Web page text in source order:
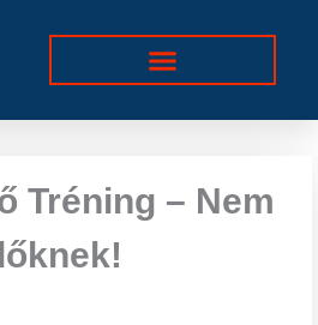
Tréning – Nem